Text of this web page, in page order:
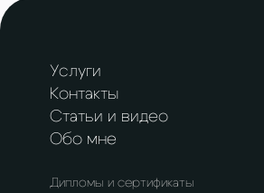
Обо мне
Дипломы и сертификаты
Услуги
Контакты
Статьи и видео